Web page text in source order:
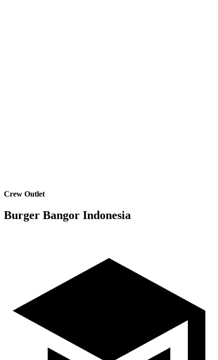
Crew Outlet
Burger Bangor Indonesia